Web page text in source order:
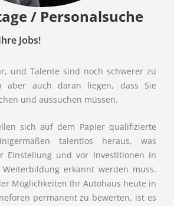
/ Personalsuche
Jobs!
und Talente sind noch schwerer zu
aber auch daran liegen, dass Sie
und aussuchen müssen.
sich auf dem Papier qualifizierte
talentlos heraus, was
Einstellung und vor Investitionen in
erkannt werden muss.
Möglichkeiten Ihr Autohaus heute in
permanent zu bewerten, ist es